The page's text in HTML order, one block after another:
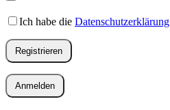
Ich habe die Datenschutzerklärung
Registrieren
Anmelden